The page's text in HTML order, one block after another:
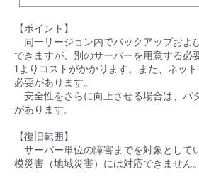
【ポイント】
同一リージョン内でバックアップおよ
できますが、別のサーバーを用意する必
1よりコストがかかります。また、ネッ
必要があります。
安全性をさらに向上させる場合は、パ
があります。
【復旧範囲】
サーバー単位の障害までを対象として
模災害（地域災害）には対応できません。